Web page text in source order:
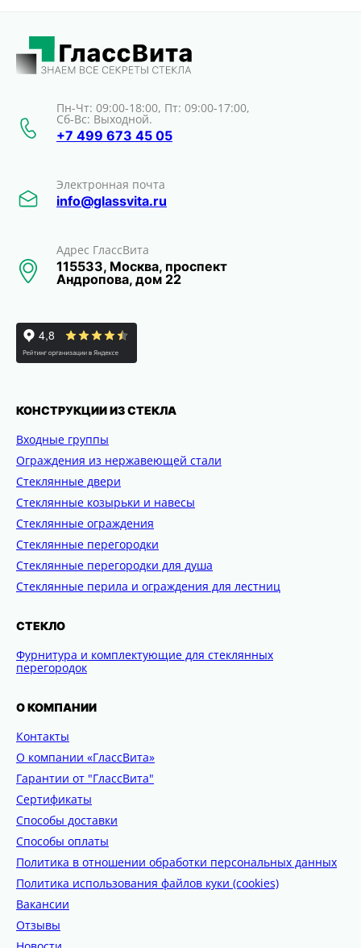
Пн-Чт: 09:00-18:00, Пт: 09:00-17:00,
Сб-Вс: Выходной.
+7 499 673 45 05
Электронная почта
info@glassvita.ru
Адрес ГлассВита
115533, Москва, проспект
Андропова, дом 22
КОНСТРУКЦИИ ИЗ СТЕКЛА
Входные группы
Ограждения из нержавеющей стали
Стеклянные двери
Стеклянные козырьки и навесы
Стеклянные ограждения
Стеклянные перегородки
Стеклянные перегородки для душа
Стеклянные перила и ограждения для лестниц
СТЕКЛО
Фурнитура и комплектующие для стеклянных
перегородок
О КОМПАНИИ
Контакты
О компании «ГлассВита»
Гарантии от "ГлассВита"
Сертификаты
Способы доставки
Способы оплаты
Политика в отношении обработки персональных данных
Политика использования файлов куки (cookies)
Вакансии
Отзывы